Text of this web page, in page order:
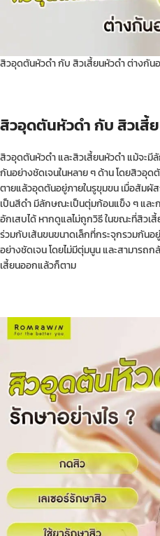
สิวอุดตันหัวดำ กับ สิวเสี้ยนหัวดำ ต่างกันอ
สิวอุดตันหัวดำ กับ สิวเสี้
สิวอุดตันหัวดำ และสิวเสี้ยนหัวดำ แม้จะ
กันอย่างชัดเจนในหลาย ๆ ด้าน โดยสิวอุด
ตายแล้วอุดตันอยู่ภายในรูขุมขน เมื่อสัมผั
เป็นสีดำ มีลักษณะเป็นตุ่มก้อนแข็ง ๆ แล
อักเสบได้ หากดูแลไม่ถูกวิธี ในขณะที่สิวเ
ร่วมกับเส้นขนขนาดเล็กที่กระจุกรวมกันอ
อย่างชัดเจน โดยไม่มีตุ่มนูน และสามารถ
เสี้ยนออกแล้วก็ตาม